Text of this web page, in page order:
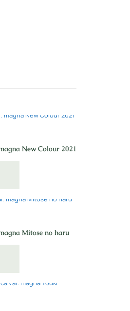
New Colour 2021
Mitose no haru